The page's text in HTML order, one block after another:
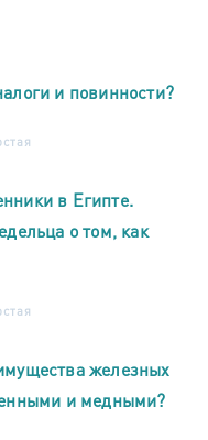
и повинности?
в Египте.
о том, как
железных
и медными?